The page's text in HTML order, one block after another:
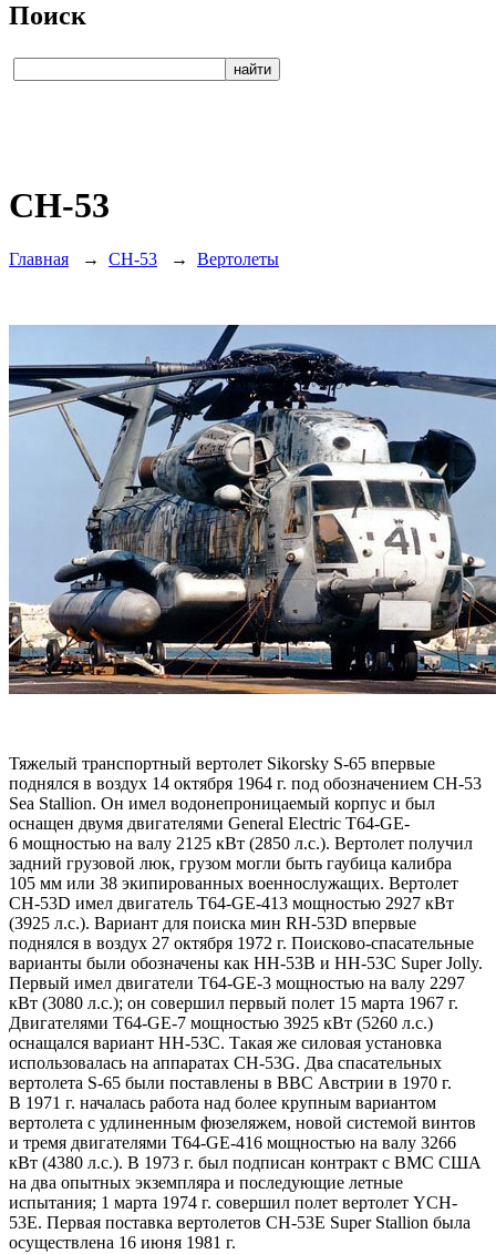
Поиск
CH-53
Главная → CH-53 → Вертолеты
Тяжелый транспортный вертолет Sikorsky S-65 впервые
поднялся в воздух 14 октября 1964 г. под обозначением СН-53
Sea Stallion. Он имел водонепроницаемый корпус и был
оснащен двумя двигателями General Electric T64-GE-
6 мощностью на валу 2125 кВт (2850 л.с.). Вертолет получил
задний грузовой люк, грузом могли быть гаубица калибра
105 мм или 38 экипированных военнослужащих. Вертолет
СН-53D имел двигатель Т64-GE-413 мощностью 2927 кВт
(3925 л.с.). Вариант для поиска мин RH-53D впервые
поднялся в воздух 27 октября 1972 г. Поисково-спасательные
варианты были обозначены как НН-53В и НН-53С Super Jolly.
Первый имел двигатели Т64-GE-3 мощностью на валу 2297
кВт (3080 л.с.); он совершил первый полет 15 марта 1967 г.
Двигателями T64-GE-7 мощностью 3925 кВт (5260 л.с.)
оснащался вариант НН-53С. Такая же силовая установка
использовалась на аппаратах CH-53G. Два спасательных
вертолета S-65 были поставлены в ВВС Австрии в 1970 г.
В 1971 г. началась работа над более крупным вариантом
вертолета с удлиненным фюзеляжем, новой системой винтов
и тремя двигателями T64-GE-416 мощностью на валу 3266
кВт (4380 л.с.). В 1973 г. был подписан контракт с ВМС США
на два опытных экземпляра и последующие летные
испытания; 1 марта 1974 г. совершил полет вертолет YCH-
53E. Первая поставка вертолетов CH-53E Super Stallion была
осуществлена 16 июня 1981 г.